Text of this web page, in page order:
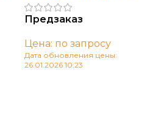
Предзаказ
Цена: по запросу
Дата обновления цены:
26.01.2026 10:23